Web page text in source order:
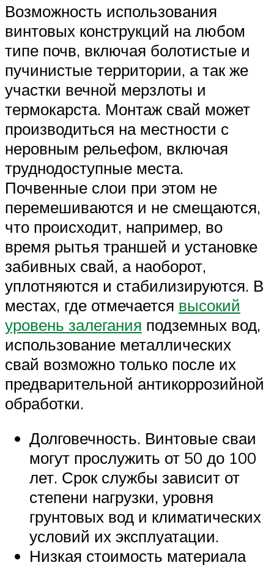
Возможность использования
винтовых конструкций на любом
типе почв, включая болотистые и
пучинистые территории, а так же
участки вечной мерзлоты и
термокарста. Монтаж свай может
производиться на местности с
неровным рельефом, включая
труднодоступные места.
Почвенные слои при этом не
перемешиваются и не смещаются,
что происходит, например, во
время рытья траншей и установке
забивных свай, а наоборот,
уплотняются и стабилизируются. В
местах, где отмечается высокий
уровень залегания подземных вод,
использование металлических
свай возможно только после их
предварительной антикоррозийной
обработки.
Долговечность. Винтовые сваи
могут прослужить от 50 до 100
лет. Срок службы зависит от
степени нагрузки, уровня
грунтовых вод и климатических
условий их эксплуатации.
Низкая стоимость материала